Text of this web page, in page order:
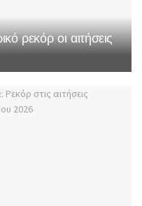
ρεκόρ οι αιτήσεις